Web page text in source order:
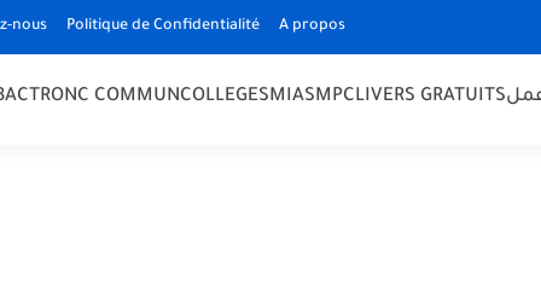
nous Politique de Confidentialité A propos
TRONC COMMUNCOLLEGESMIASMPCLIVERS GRATUITS